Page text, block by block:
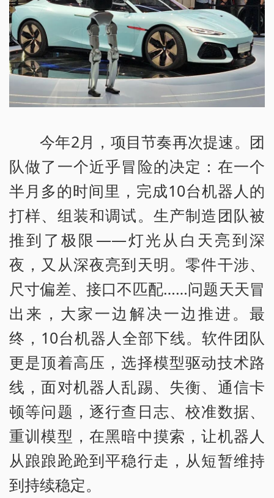
今年2月，项目节奏再次提速。团
队做了一个近乎冒险的决定：在一个
半月多的时间里，完成10台机器人的
打样、组装和调试。生产制造团队被
推到了极限——灯光从白天亮到深
夜，又从深夜亮到天明。零件干涉、
尺寸偏差、接口不匹配……问题天天冒
出来，大家一边解决一边推进。最
终，10台机器人全部下线。软件团队
更是顶着高压，选择模型驱动技术路
线，面对机器人乱踢、失衡、通信卡
顿等问题，逐行查日志、校准数据、
重训模型，在黑暗中摸索，让机器人
从踉踉跄跄到平稳行走，从短暂维持
到持续稳定。